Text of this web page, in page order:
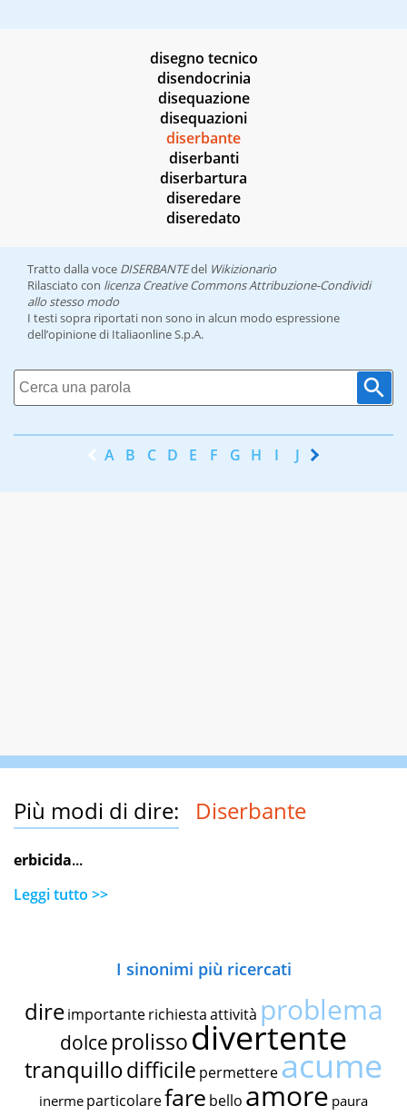
disegno tecnico
disendocrinia
disequazione
disequazioni
diserbante
diserbanti
diserbartura
diseredare
diseredato
Tratto dalla voce DISERBANTEdel Wikizionario
Rilasciato con licenza Creative Commons Attribuzione-Condividi
allo stesso modo
I testi sopra riportati non sono in alcun modo espressione
dell’opinione di Italiaonline S.p.A.
A B C D E F G H I J K
Più modi di dire: Diserbante
erbicida...
Leggi tutto >>
I sinonimi più ricercati
dire importante richiestaattività problema
dolce prolissodivertente
tranquillodifficile permettereacume
inerme particolarefare bello amore paura